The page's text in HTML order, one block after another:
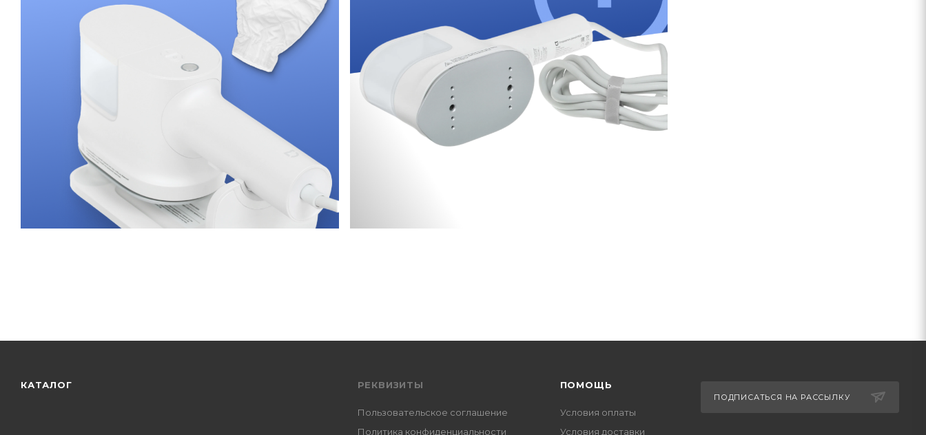
КАТАЛОГ РЕКВИЗИТЫ
Пользовательское соглашение
Политика конфиденциальности
ПОМОЩЬ
Условия оплаты
Условия доставки
ПОДПИСАТЬСЯ НА РАССЫЛКУ